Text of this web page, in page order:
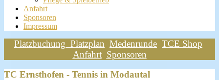
Anfahrt
Sponsoren
Impressum
Platzbuchung Platzplan Medenrunde TCE Shop
Anfahrt Sponsoren
TC Ernsthofen - Tennis in Modautal